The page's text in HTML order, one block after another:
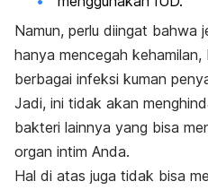
Namun, perlu diingat bahwa
hanya mencegah
berbagai infeksi kuman
Jadi, ini tidak akan
bakteri lainnya yang bisa
organ intim Anda.
Hal di atas juga tidak bisa